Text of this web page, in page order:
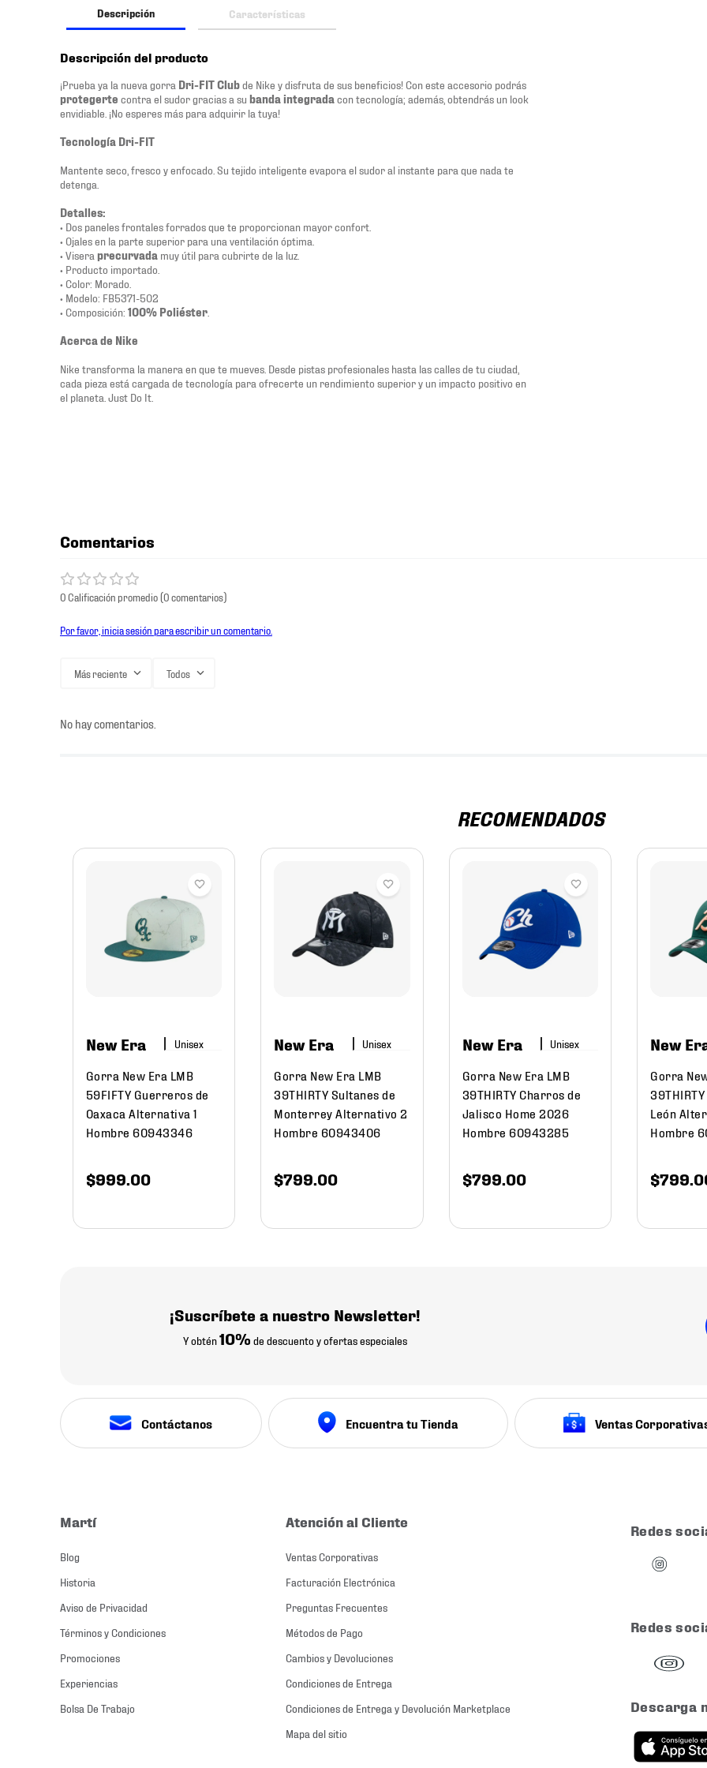
Descripción Características
Descripción del producto
¡Prueba ya la nueva gorra Dri-FIT Clubde Nike y disfruta de sus beneficios! Con este accesorio podrás
protegerte contra el sudor gracias a su banda integrada con tecnología; además, obtendrás un look
envidiable. ¡No esperes más para adquirir la tuya!
Tecnología Dri-FIT
Mantente seco, fresco y enfocado. Su tejido inteligente evapora el sudor al instante para que nada te
detenga.
Detalles:
• Dos paneles frontales forrados que te proporcionan mayor confort.
• Ojales en la parte superior para una ventilación óptima.
• Visera precurvada muy útil para cubrirte de la luz.
• Producto importado.
• Color: Morado.
• Modelo: FB5371-502
• Composición: 100% Poliéster
Acerca de Nike
Nike transforma la manera en que te mueves. Desde pistas profesionales hasta las calles de tu ciudad,
cada pieza está cargada de tecnología para ofrecerte un rendimiento superior y un impacto positivo en
el planeta. Just Do It.
Comentarios
0 Calificación promedio(0 comentarios)
Por favor, inicia sesión para escribir un comentario.
Más reciente Todos
No hay comentarios.
RECOMENDADOS
New Era
Gorra New Era LMB
59FIFTY Guerreros de
Oaxaca Alternativa 1
Hombre 60943346
$999.00
New Era
Gorra New Era LMB
39THIRTY Sultanes de
Monterrey Alternativo 2
Hombre 60943406
$799.00
New Era
Gorra New Era LMB
39THIRTY Charros de
Jalisco Home 2026
Hombre 60943285
$799.00
New
Gorra
León
Hombre
$799.
¡Suscríbete a nuestro Newsletter!
Y obtén10% de descuento y ofertas especiales
Contáctanos Encuentra tu Tienda Ventas
Martí
Blog
Historia
Aviso de Privacidad
Términos y Condiciones
Promociones
Experiencias
Bolsa De Trabajo
Atención al Cliente
Ventas Corporativas
Facturación Electrónica
Preguntas Frecuentes
Métodos de Pago
Cambios y Devoluciones
Condiciones de Entrega
Condiciones de Entrega y Devolución Marketplace
Mapa del sitio
Redes
Redes
Descarga